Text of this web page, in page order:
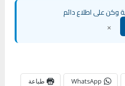
وكن على اطلاع دائم
×
WhatsApp طباعة